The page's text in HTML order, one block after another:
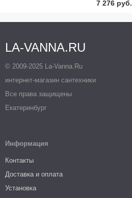
7 276 руб.
LA-VANNA.RU
© 2009-2025 La-Vanna.Ru
интернет-магазин сантехники
Все права защищены
Екатеринбург
Информация
Контакты
Доставка и оплата
Установка